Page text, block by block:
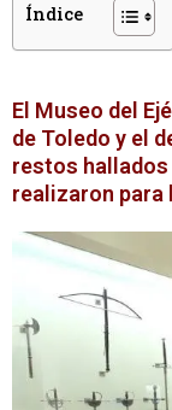
Índice
El Museo del
de Toledo y el
restos hallados
realizaron para